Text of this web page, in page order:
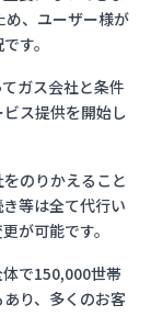
、ユーザー様が
す。
ガス会社と条件
ス提供を開始し
のりかえること
等は全て代行い
が可能です。
で150,000世帯
り、多くのお客